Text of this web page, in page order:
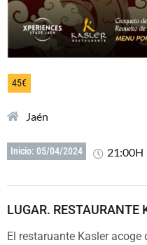
45€
Jaén
Inicio: 05/04/2024 21:00H
LUGAR. RESTAURANTE
El restaruante Kasler acoge